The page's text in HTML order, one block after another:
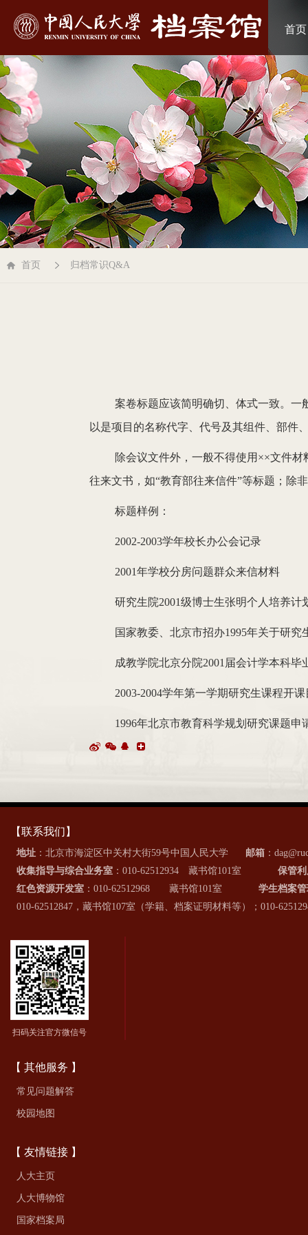
首页
首页 归档常识Q&A
案卷标题应该简明确切、体式一致。一
以是项目的名称代字、代号及其组件、部件
除会议文件外，一般不得使用××文件
往来文书，如“教育部往来信件”等标题；除
标题样例：
2002-2003学年校长办公会记录
2001年学校分房问题群众来信材料
研究生院2001级博士生张明个人培养计
国家教委、北京市招办1995年关于研
成教学院北京分院2001届会计学本科
2003-2004学年第一学期研究生课程开
1996年北京市教育科学规划研究课题申
【联系我们】
地址 ：北京市海淀区中关村大街59号中国人民大学 邮箱 ：
收集指导与综合业务室 ：010-62512934 藏书馆101室
保管
红色资源开发室 ：010-62512968 藏书馆101室
学生档案
010-62512847，藏书馆107室（学籍、档案证明材料等）；010-
扫码关注官方微信号
【 其他服务 】
常见问题解答
校园地图
【 友情链接 】
人大主页
人大博物馆
国家档案局